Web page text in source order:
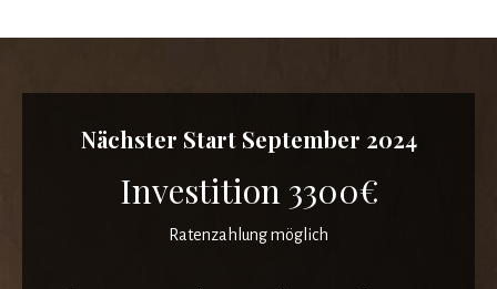
Nächster Start September 2024
Investition 3300€
Ratenzahlung möglich